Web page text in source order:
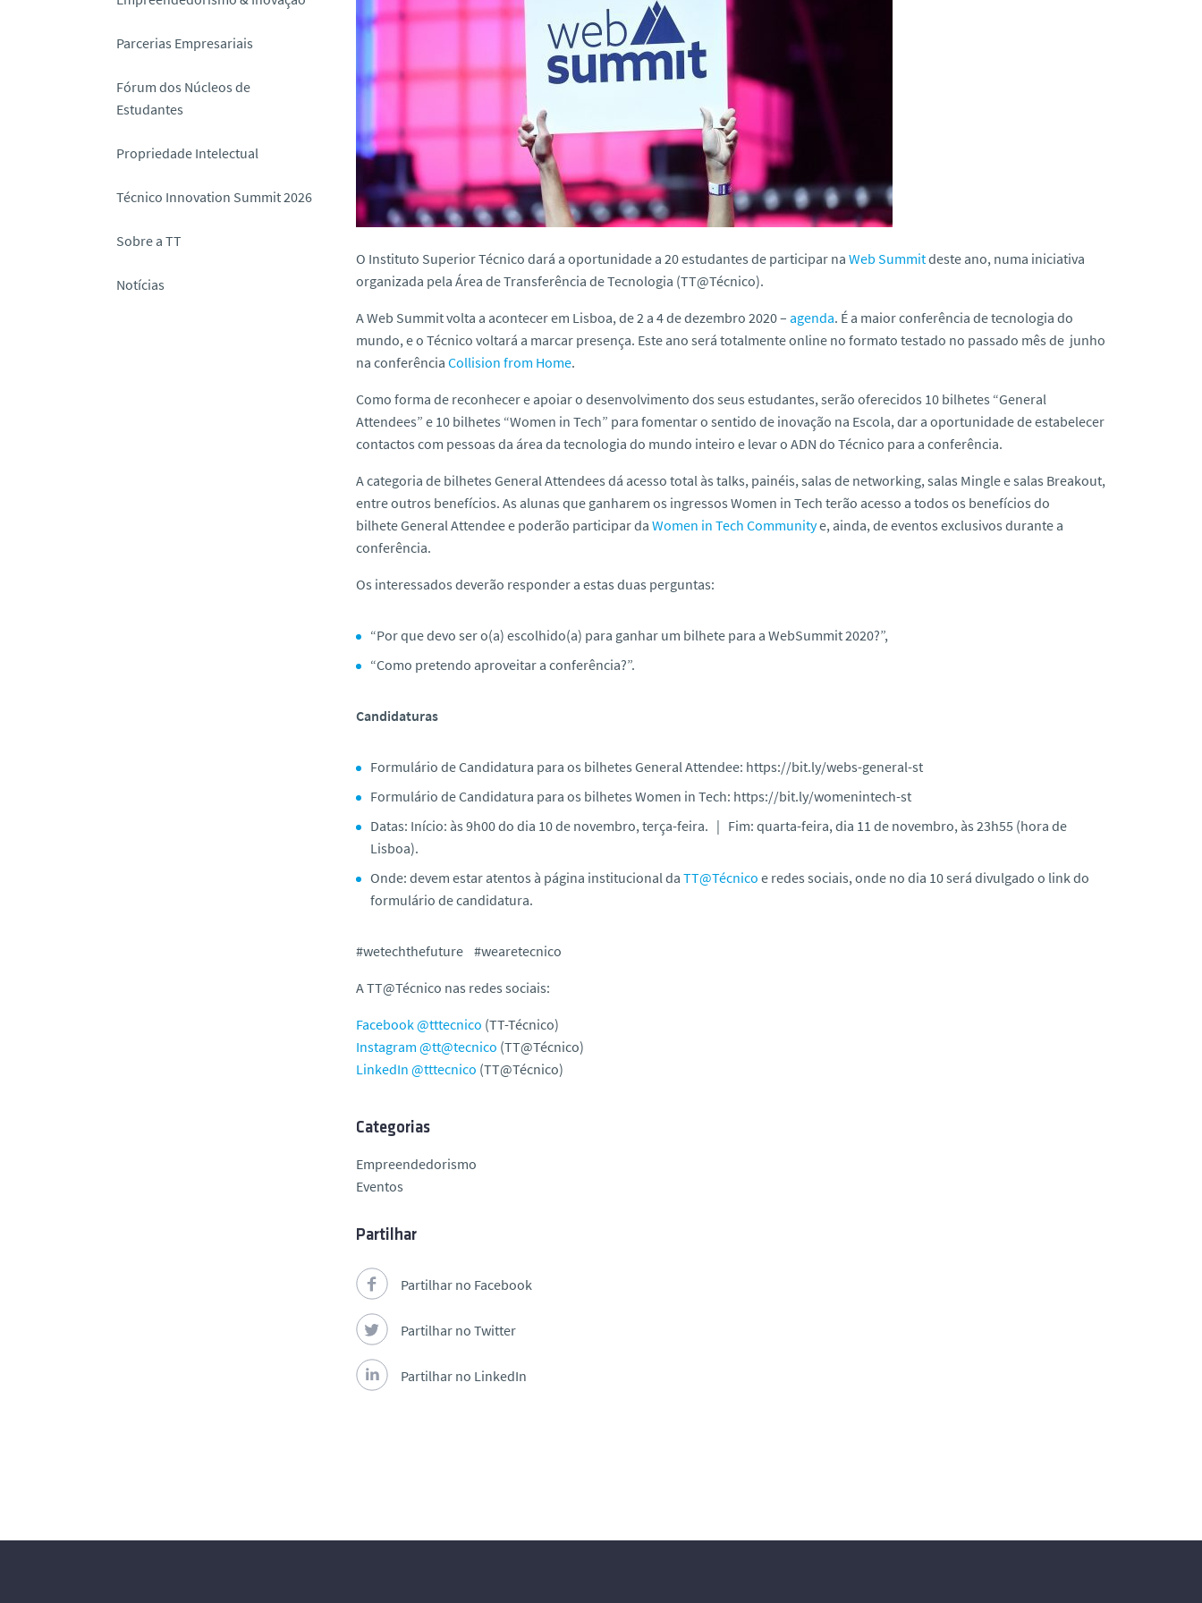
Parcerias Empresariais
Fórum dos Núcleos de
Estudantes
Propriedade Intelectual
Técnico Innovation Summit 2026
Sobre a TT
Notícias
O Instituto Superior Técnico dará a oportunidade a 20 estudantes de participar na Web Summitdeste ano, numa iniciativa
organizada pela Área de Transferência de Tecnologia (TT@Técnico).
AWeb Summitvolta a acontecer em Lisboa, de 2 a 4 de dezembro 2020 – agenda. É a maior conferência de tecnologia do
mundo, e o Técnico voltará a marcar presença. Este ano será totalmenteonline no formato testado no passado mês de junho
na conferência Collision from Home.
Como forma de reconhecer e apoiar o desenvolvimento dos seus estudantes, serão oferecidos 10 bilhetes “General
Attendees” e 10 bilhetes “Women in Tech” para fomentar o sentido de inovação na Escola, dar a oportunidade de estabelecer
contactos com pessoas da área da tecnologia do mundo inteiro e levar o ADN do Técnico para a conferência.
A categoria de bilhetes General Attendees dá acesso total às talks, painéis, salas de networking, salas Minglee salas Breakout,
entre outros benefícios. As alunas que ganharem os ingressos Women in Tech terão acesso a todos os benefícios do
bilheteGeneral Attendeee poderão participar da Women in Tech Communitye, ainda, de eventos exclusivos durante a
conferência.
Os interessados deverão responder a estas duas perguntas:
“Por que devo ser o(a) escolhido(a) para ganhar um bilhete para a WebSummit 2020?”,
“Como pretendo aproveitar a conferência?”.
Candidaturas
Formulário de Candidatura para os bilhetes General Attendee: https://bit.ly/webs-general-st
Formulário de Candidatura para os bilhetes Women in Tech: https://bit.ly/womenintech-st
Datas: Início: às 9h00 do dia 10 de novembro, terça-feira. | Fim: quarta-feira, dia 11 de novembro, às 23h55 (hora de
Lisboa).
Onde: devem estar atentos à página institucional da TT@Técnico e redes sociais, onde no dia 10 será divulgado o link do
formulário de candidatura.
#wetechthefuture #wearetecnico
A TT@Técnico nas redes sociais:
Facebook @tttecnico (TT-Técnico)
Instagram @tt@tecnico (TT@Técnico)
LinkedIn @tttecnico (TT@Técnico)
Categorias
Empreendedorismo
Eventos
Partilhar
Partilhar no Facebook
Partilhar no Twitter
Partilhar no LinkedIn